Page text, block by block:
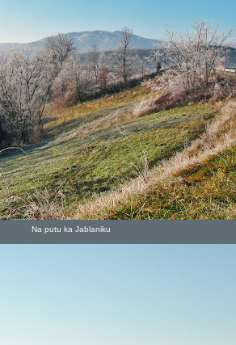
Na putu ka Jablaniku